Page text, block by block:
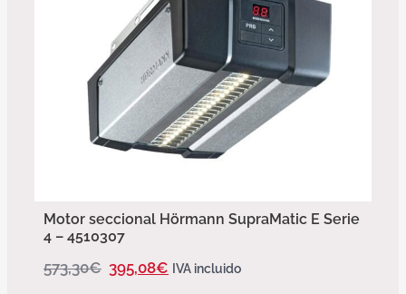
Motor seccional Hörmann SupraMatic E Serie
4 – 4510307
573,30€ 395,08€ IVA incluido